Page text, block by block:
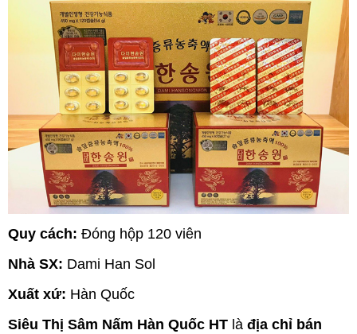
Quy cách: Đóng hộp 120 viên
Nhà SX: Dami Han Sol
Xuất xứ: Hàn Quốc
Siêu Thị Sâm Nấm Hàn Quốc HT là địa chỉ bán